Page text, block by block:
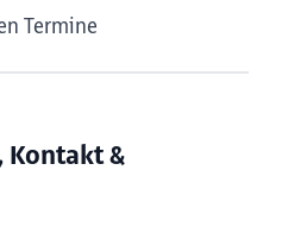
Termine
Kontakt &